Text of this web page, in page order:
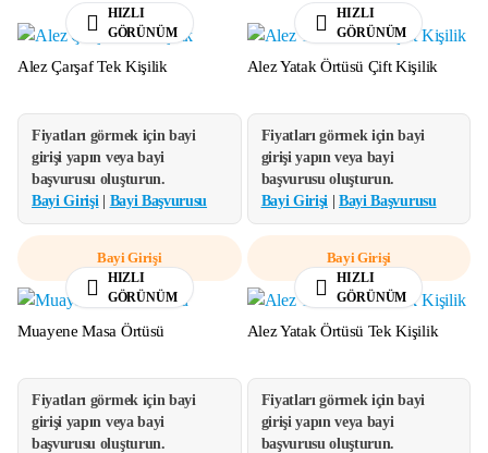
HIZLI
GÖRÜNÜM
Alez Çarşaf Tek Kişilik
Fiyatları görmek için bayi
girişi yapın veya bayi
başvurusu oluşturun.
Bayi Girişi | Bayi Başvurusu
Bayi Girişi
HIZLI
GÖRÜNÜM
Alez Yatak Örtüsü Çift Kişilik
Fiyatları görmek için bayi
girişi yapın veya bayi
başvurusu oluşturun.
Bayi Girişi |Bayi Başvurusu
Bayi Girişi
HIZLI
GÖRÜNÜM
Muayene Masa Örtüsü
Fiyatları görmek için bayi
girişi yapın veya bayi
başvurusu oluşturun.
HIZLI
GÖRÜNÜM
Alez Yatak Örtüsü Tek Kişilik
Fiyatları görmek için bayi
girişi yapın veya bayi
başvurusu oluşturun.